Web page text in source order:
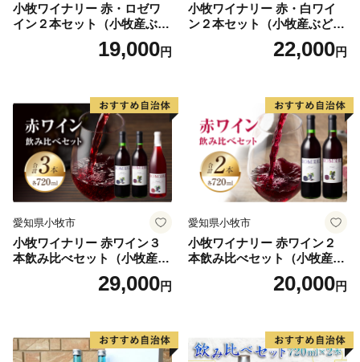
小牧ワイナリー 赤・ロゼワ
イン２本セット（小牧産ぶど
19,000円
小牧ワイナリー 赤・白ワイ
ン２本セット（小牧産ぶどう
22,000円
愛知県小牧市
小牧ワイナリー 赤ワイン３
本飲み比べセット（小牧産ぶ
どう100％使用）29,000円
愛知県小牧市
小牧ワイナリー 赤ワイン２
本飲み比べセット（小牧産ぶ
どう100％使用）20,000円